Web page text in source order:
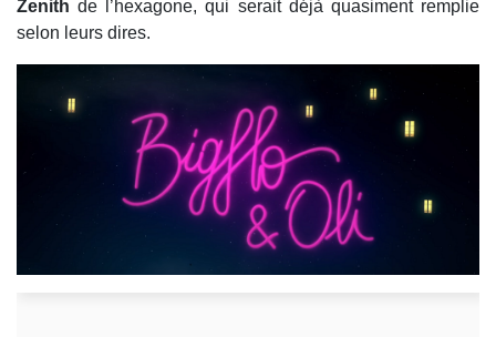
Zenithde l’hexagone, qui serait déjà quasiment remplie
selon leurs dires.